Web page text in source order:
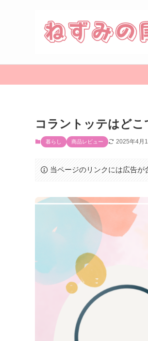
コラントッテはど
暮らし 商品レビュー 2025年4月
当ページのリンクには広告が